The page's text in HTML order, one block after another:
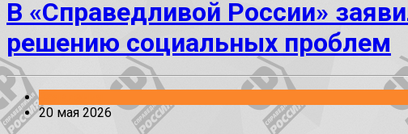
В «Справедливой России»
решению социальных проблем
20 мая 2026